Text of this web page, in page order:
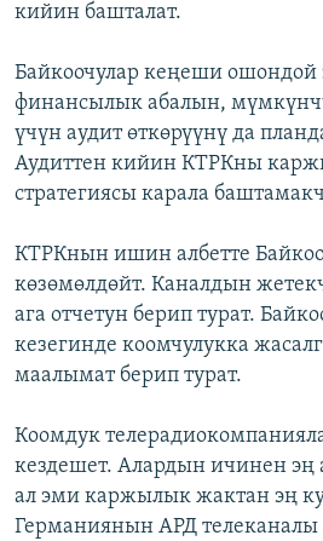
кийин башталат.
Байкоочулар кеңеши
финансылык абалын,
үчүн аудит өткөрүүнү да
Аудиттен кийин КТРКны
стратегиясы карала
КТРКнын ишин албетте
көзөмөлдөйт. Каналдын
ага отчетун берип турат.
кезегинде коомчулукка
маалымат берип турат.
Коомдук
кездешет. Алардын ичинен эң
ал эми каржылык жактан эң
Германиянын АРД телеканалы